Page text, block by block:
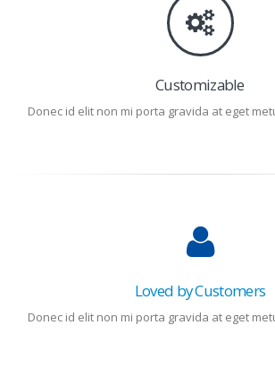
Customizable
Donec id elit non mi porta gravida at eget
Loved by Customers
Donec id elit non mi porta gravida at eget